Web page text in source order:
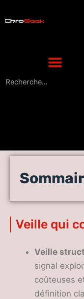
Qu’est-ce
étapes et
Veille qui
Veille
signal
coûteuses
définition